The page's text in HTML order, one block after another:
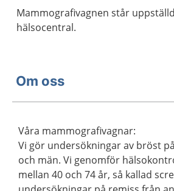
Mammografivagnen står
hälsocentral.
Om oss
Våra mammografivagnar:
Vi gör undersökningar av bröst
och män. Vi genomför
mellan 40 och 74 år, så kallad